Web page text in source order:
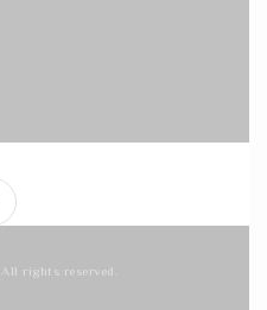
. All rights reserved.